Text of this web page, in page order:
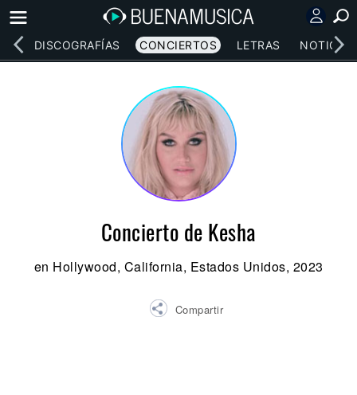
DISCOGRAFÍAS CONCIERTOS LETRAS NOTICIAS
Concierto de Kesha
en Hollywood, California, Estados Unidos, 2023
Compartir